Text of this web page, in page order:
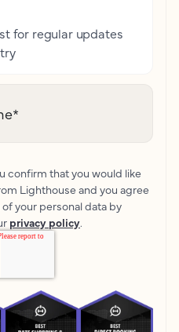
for regular updates
*
confirm that you would like
Lighthouse and you agree
your personal data by
privacy policy.